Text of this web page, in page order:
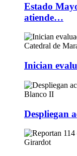
Estado
atiende…
Inician
Despliegan